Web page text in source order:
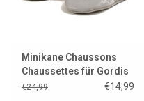
Minikane Chaussons
Chaussettes für Gordis
aus Leder
€24,99 €14,99